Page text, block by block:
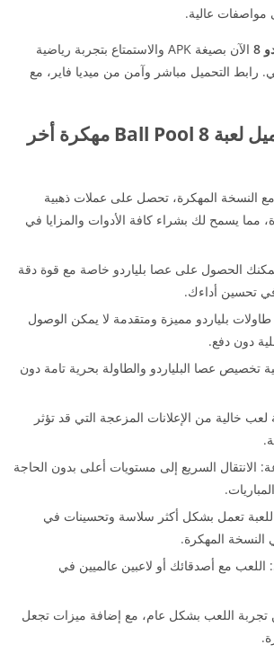
مواصفات عالية.
8
الآن بصيغة APK والاستمتاع بتجربة رياضية
رابط التحميل مباشر وآمن من ميديا فاير، مع
أهم مميزات تحميل لعبة 8 Ball Pool مهكرة أخر
النسخة المهكرة، تحصل على عملات ذهبية
مما يسمح لك بشراء كافة الأدوات والمزايا في
الحصول على عصا بلياردو خاصة مع قوة دقة
تحسين أداءك.
بلياردو مميزة ومتقدمة لا يمكن الوصول
دون دفع.
تخصيص عصا البلياردو والطاولة بحرية تامة دون
لعب خالية من الإعلانات المزعجة التي قد تؤثر
الانتقال السريع إلى مستويات أعلى بدون الحاجة
تعمل بشكل أكثر سلاسة وتحسينات في
النسخة المهكرة.
اللعب مع أصدقائك أو لاعبين عالميين في
تجربة اللعب بشكل عام، مع إضافة ميزات تجعل